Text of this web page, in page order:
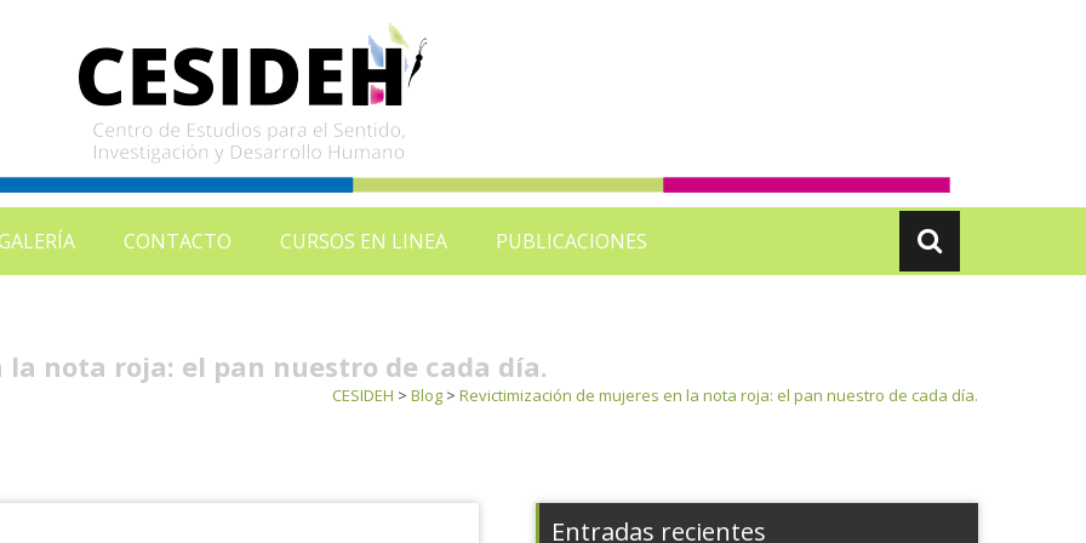
CONTACTO CURSOS EN LINEA PUBLICACIONES
nota roja: el pan nuestro de cada día.
CESIDEH > Blog > Revictimización de mujeres en la nota roja: el pan nuestro de cada día.
Entradas recientes